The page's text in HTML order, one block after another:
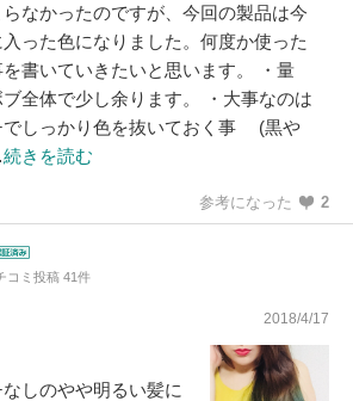
なかったのですが、今回の製品は今
った色になりました。何度か使った
書いていきたいと思います。 ・量
全体で少し余ります。 ・大事なのは
でしっかり色を抜いておく事 (黒や
続きを読む
参考になった 2
コミ投稿 41件
2018/4/17
しのやや明るい髪に